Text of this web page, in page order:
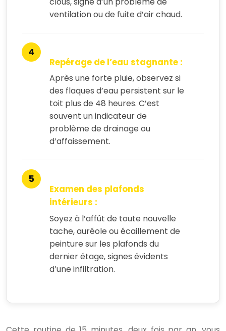
ventilation ou de fuite d’air chaud.
Repérage de l’eau stagnante :
Après une forte pluie, observez si
des flaques d’eau persistent sur le
toit plus de 48 heures. C’est
souvent un indicateur de
problème de drainage ou
d’affaissement.
Examen des plafonds
intérieurs :
Soyez à l’affût de toute nouvelle
tache, auréole ou écaillement de
peinture sur les plafonds du
dernier étage, signes évidents
d’une infiltration.